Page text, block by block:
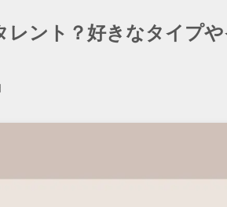
レント？好きなタイプ